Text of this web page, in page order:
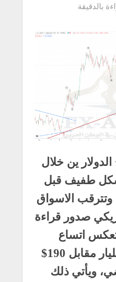
ين خلال
بشكل طفيف قبل
وتترقب الاسواق
صدور قراءة
اتساع
العجز إلى ما قيمته 206$ مليار مقابل 190$
ويأتي ذلك